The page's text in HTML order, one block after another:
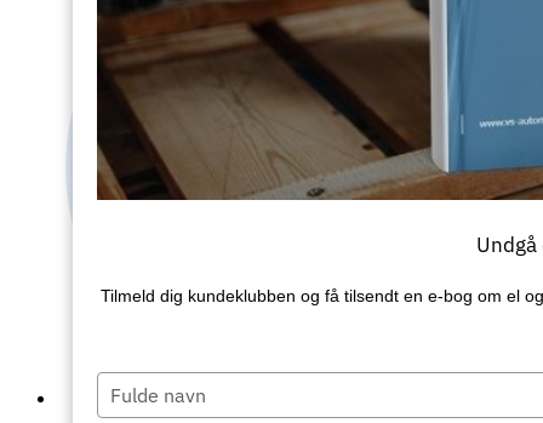
Tilmeld dig kundeklubben og få tilsendt en e‑bog om el
Type
your